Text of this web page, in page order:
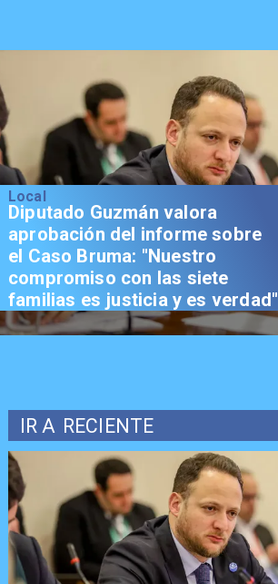
Local
Diputado Guzmán valora
aprobación del informe sobre
el Caso Bruma: "Nuestro
compromiso con las siete
familias es justicia y es verdad"
IR A RECIENTE